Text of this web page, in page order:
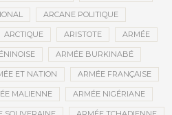
ARCANE POLITIQUE
ARCTIQUE ARISTOTE ARMÉE
ARMÉE BURKINABÉ
ET NATION ARMÉE FRANÇAISE
MALIENNE ARMÉE NIGÉRIANE